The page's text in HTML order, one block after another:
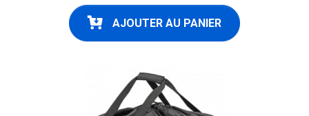
AJOUTER AU PANIER